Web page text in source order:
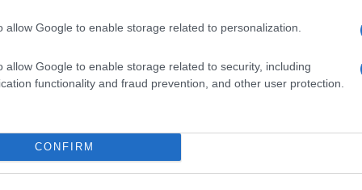
allow Google to enable storage related to personalization.
allow Google to enable storage related to security, including
functionality and fraud prevention, and other user protection.
CONFIRM
Campo de’ Fiori che diventa
comunità riscrive il volto di
Roma (senza perdere la civiltà